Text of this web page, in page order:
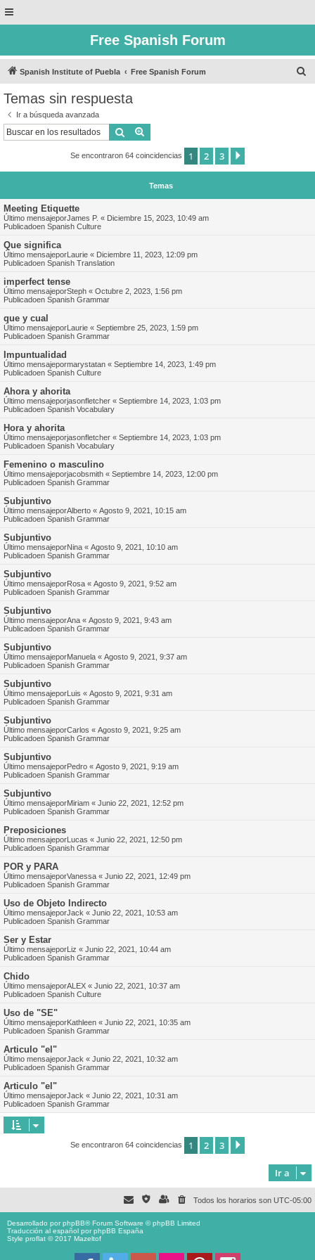
Free Spanish Forum
Spanish Institute of Puebla Free Spanish Forum
Temas sin respuesta
Ir a búsqueda avanzada
Buscar
Se encontraron 64 coincidencias 1 2 3
Temas
Meeting Etiquette
Último mensajeporJames P. « Diciembre 15, 2023, 10:49 am
Publicadoen Spanish Culture
Que significa
Último mensajeporLaurie « Diciembre 11, 2023, 12:09 pm
Publicadoen Spanish Translation
imperfect tense
Último mensajeporSteph « Octubre 2, 2023, 1:56 pm
Publicadoen Spanish Grammar
que y cual
Último mensajeporLaurie « Septiembre 25, 2023, 1:59 pm
Publicadoen Spanish Grammar
Impuntualidad
Último mensajepormarystatan « Septiembre 14, 2023, 1:49 pm
Publicadoen Spanish Culture
Ahora y ahorita
Último mensajeporjasonfletcher « Septiembre 14, 2023, 1:03 pm
Publicadoen Spanish Vocabulary
Hora y ahorita
Último mensajeporjasonfletcher « Septiembre 14, 2023, 1:03 pm
Publicadoen Spanish Vocabulary
Femenino o masculino
Último mensajeporjacobsmith « Septiembre 14, 2023, 12:00 pm
Publicadoen Spanish Grammar
Subjuntivo
Último mensajeporAlberto « Agosto 9, 2021, 10:15 am
Publicadoen Spanish Grammar
Subjuntivo
Último mensajeporNina « Agosto 9, 2021, 10:10 am
Publicadoen Spanish Grammar
Subjuntivo
Último mensajeporRosa « Agosto 9, 2021, 9:52 am
Publicadoen Spanish Grammar
Subjuntivo
Último mensajeporAna « Agosto 9, 2021, 9:43 am
Publicadoen Spanish Grammar
Subjuntivo
Último mensajeporManuela « Agosto 9, 2021, 9:37 am
Publicadoen Spanish Grammar
Subjuntivo
Último mensajeporLuis « Agosto 9, 2021, 9:31 am
Publicadoen Spanish Grammar
Subjuntivo
Último mensajeporCarlos « Agosto 9, 2021, 9:25 am
Publicadoen Spanish Grammar
Subjuntivo
Último mensajeporPedro « Agosto 9, 2021, 9:19 am
Publicadoen Spanish Grammar
Subjuntivo
Último mensajeporMiriam « Junio 22, 2021, 12:52 pm
Publicadoen Spanish Grammar
Preposiciones
Último mensajeporLucas « Junio 22, 2021, 12:50 pm
Publicadoen Spanish Grammar
POR y PARA
Último mensajeporVanessa « Junio 22, 2021, 12:49 pm
Publicadoen Spanish Grammar
Uso de Objeto Indirecto
Último mensajeporJack « Junio 22, 2021, 10:53 am
Publicadoen Spanish Grammar
Ser y Estar
Último mensajeporLiz « Junio 22, 2021, 10:44 am
Publicadoen Spanish Grammar
Chido
Último mensajeporALEX « Junio 22, 2021, 10:37 am
Publicadoen Spanish Culture
Uso de "SE"
Último mensajeporKathleen « Junio 22, 2021, 10:35 am
Publicadoen Spanish Grammar
Articulo "el"
Último mensajeporJack « Junio 22, 2021, 10:32 am
Publicadoen Spanish Grammar
Articulo "el"
Último mensajeporJack « Junio 22, 2021, 10:31 am
Publicadoen Spanish Grammar
Se encontraron 64 coincidencias 1 2 3
Ir a
Todos los horarios son UTC-05:00
Desarrollado porphpBB® Forum Software © phpBB Limited
Traducción al español porphpBB España
Style proflat © 2017 Mazeltof